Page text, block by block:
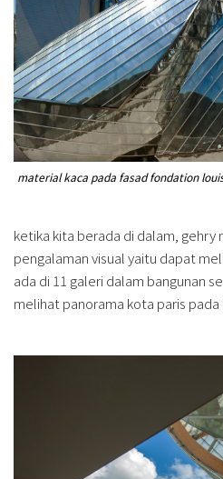
material kaca pada fasad fondation
ketika kita berada di dalam, gehry
pengalaman visual yaitu dapat
ada di 11 galeri dalam bangunan
melihat panorama kota paris pada